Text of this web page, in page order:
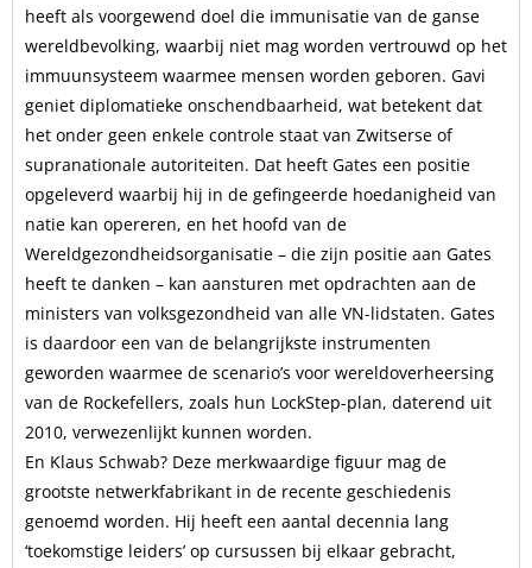
heeft als voorgewend doel die immunisatie van de ganse
wereldbevolking, waarbij niet mag worden vertrouwd op het
immuunsysteem waarmee mensen worden geboren. Gavi
geniet diplomatieke onschendbaarheid, wat betekent dat
het onder geen enkele controle staat van Zwitserse of
supranationale autoriteiten. Dat heeft Gates een positie
opgeleverd waarbij hij in de gefingeerde hoedanigheid van
natie kan opereren, en het hoofd van de
Wereldgezondheidsorganisatie – die zijn positie aan Gates
heeft te danken – kan aansturen met opdrachten aan de
ministers van volksgezondheid van alle VN-lidstaten. Gates
is daardoor een van de belangrijkste instrumenten
geworden waarmee de scenario’s voor wereldoverheersing
van de Rockefellers, zoals hun LockStep-plan, daterend uit
2010, verwezenlijkt kunnen worden.
En Klaus Schwab? Deze merkwaardige figuur mag de
grootste netwerkfabrikant in de recente geschiedenis
genoemd worden. Hij heeft een aantal decennia lang
‘toekomstige leiders’ op cursussen bij elkaar gebracht,